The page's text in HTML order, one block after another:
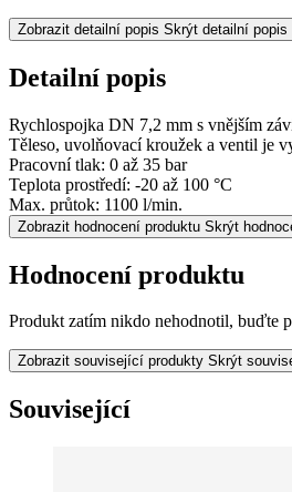
Zobrazit detailní popis Skrýt detailní popis
Detailní popis
Rychlospojka DN 7,2 mm s vnějším
Těleso, uvolňovací kroužek a ventil je
Pracovní tlak: 0 až 35 bar
Teplota prostředí: -20 až 100 °C
Max. průtok: 1100 l/min.
Zobrazit hodnocení produktu Skrýt
Hodnocení produktu
Produkt zatím nikdo nehodnotil, buďte
Zobrazit související produkty Skrýt
Související